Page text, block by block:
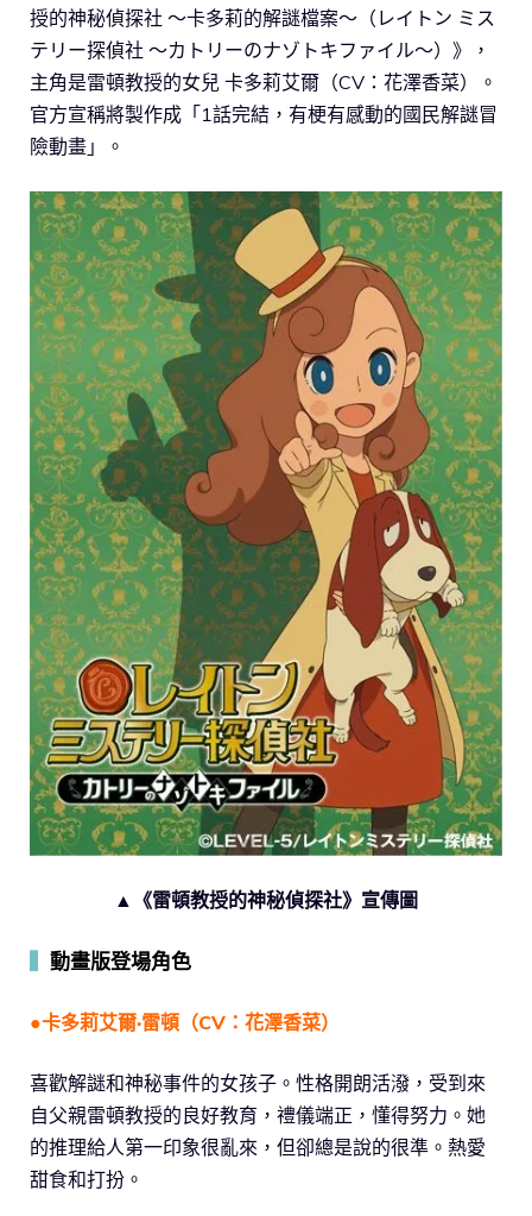
授的神秘偵探社 ～卡多莉的解謎檔案～（レイトン ミス
テリー探偵社 ～カトリーのナゾトキファイル～）》，
主角是雷頓教授的女兒 卡多莉艾爾（CV：花澤香菜）。
官方宣稱將製作成「1話完結，有梗有感動的國民解謎冒
險動畫」。
▲《雷頓教授的神秘偵探社》宣傳圖
動畫版登場角色
●卡多莉艾爾·雷頓（CV：花澤香菜）
喜歡解謎和神秘事件的女孩子。性格開朗活潑，受到來
自父親雷頓教授的良好教育，禮儀端正，懂得努力。她
的推理給人第一印象很亂來，但卻總是說的很準。熱愛
甜食和打扮。